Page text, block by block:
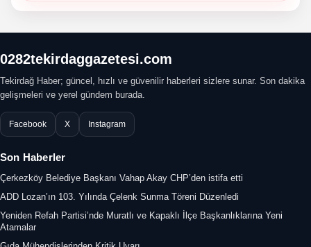
0282tekirdaggazetesi.com
Tekirdağ Haber; güncel, hızlı ve güvenilir haberleri sizlere sunar. Son dakika
gelişmeleri ve yerel gündem burada.
Facebook X Instagram
Son Haberler
Çerkezköy Belediye Başkanı Vahap Akay CHP’den istifa etti
ADD Lozan’ın 103. Yılında Çelenk Sunma Töreni Düzenledi
Yeniden Refah Partisi’nde Muratlı ve Kapaklı İlçe Başkanlıklarına Yeni
Atamalar